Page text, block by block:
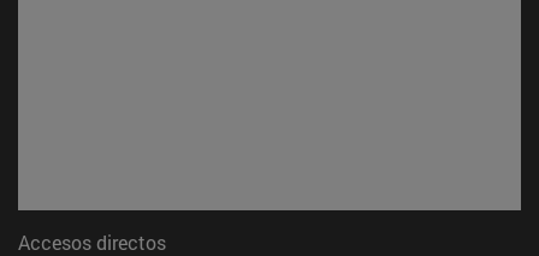
Accesos directos